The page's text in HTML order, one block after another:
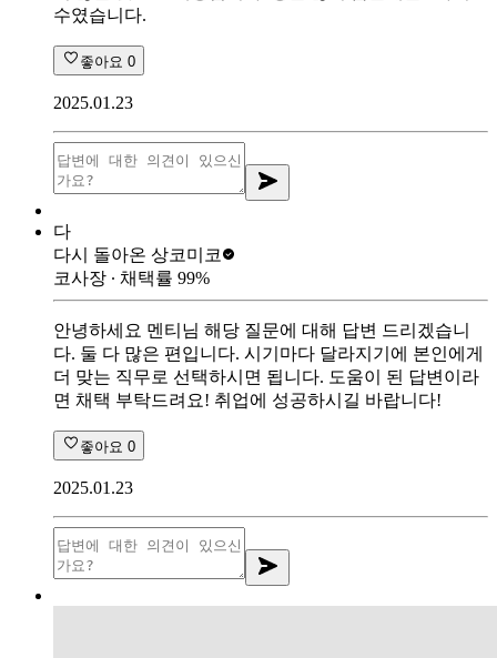
수였습니다.
좋아요 0
2025.01.23
다
다시 돌아온 상코미코
코사장 ∙ 채택률 99%
안녕하세요 멘티님 해당 질문에 대해 답변 드리겠습니
다. 둘 다 많은 편입니다. 시기마다 달라지기에 본인에게
더 맞는 직무로 선택하시면 됩니다. 도움이 된 답변이라
면 채택 부탁드려요! 취업에 성공하시길 바랍니다!
좋아요 0
2025.01.23